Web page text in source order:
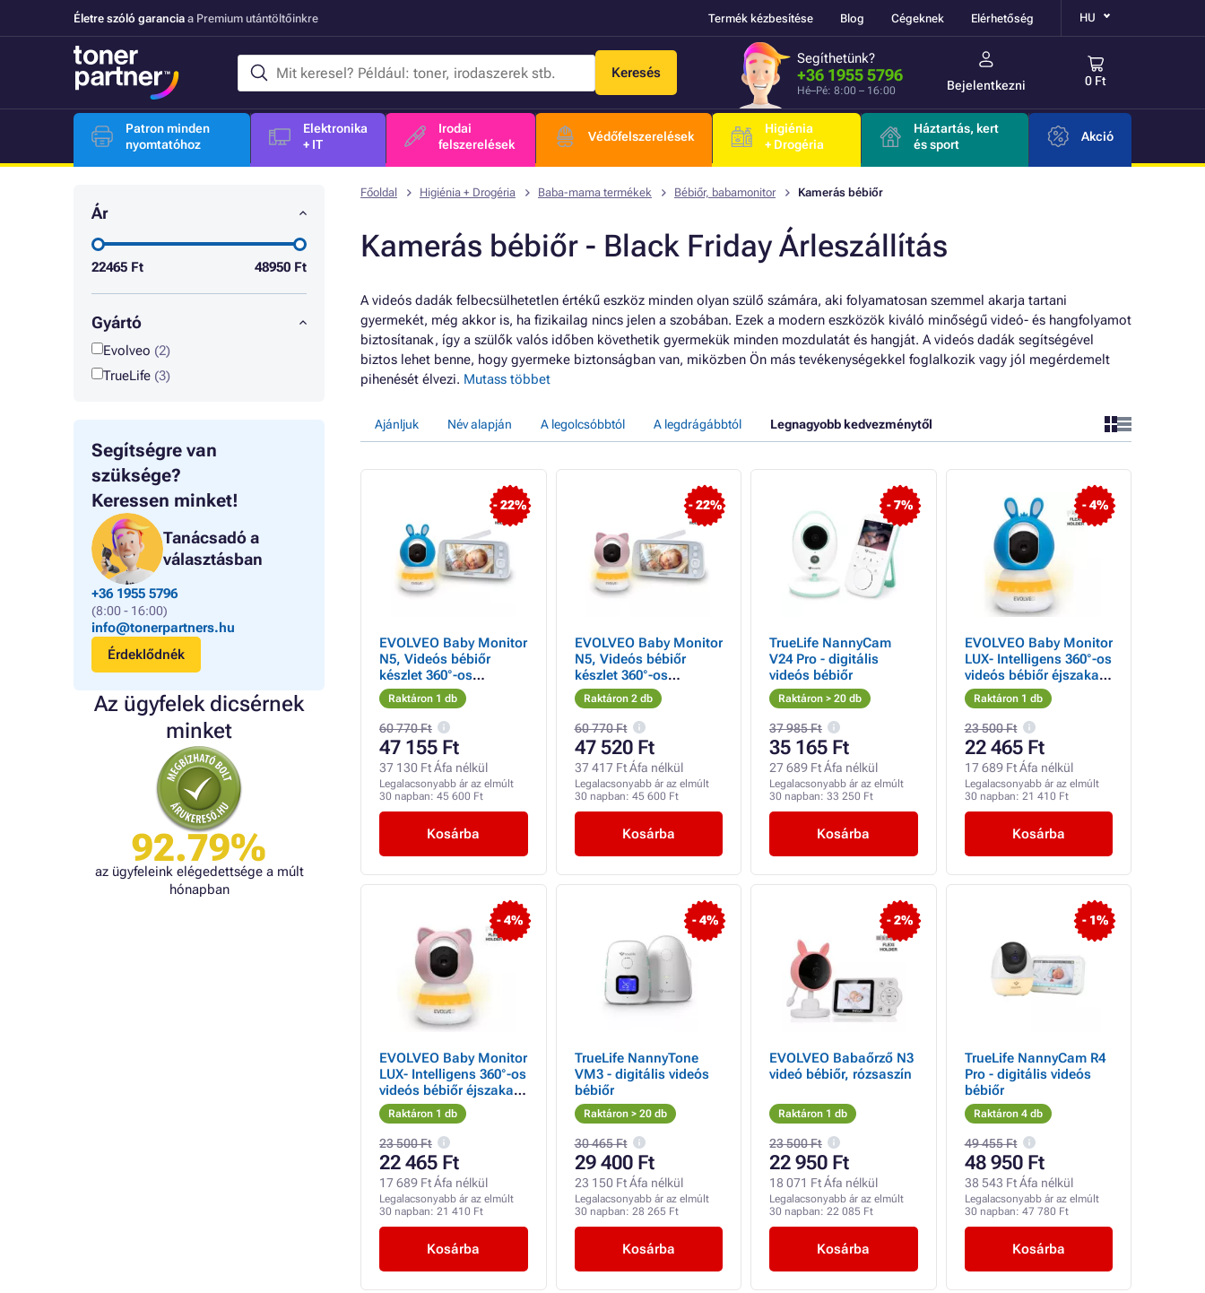
Életre szóló garancia a Premium utántöltőinkre Termék kézbesítése Blog Cégeknek Elérhetőség HU
Keresés
Segíthetünk?
+36 1955 5796
Hé–Pé: 8:00 – 16:00 Bejelentkezni 0 Ft
Patron minden
nyomtatóhoz
Elektronika
+ IT
Irodai
felszerelések
Védőfelszerelések
Higiénia
+ Drogéria
Háztartás, kert
és sport
Akció
Ár
22465 Ft 48950 Ft
Gyártó
Evolveo (2)
TrueLife (3)
Segítségre van
szüksége?
Keressen minket!
Tanácsadó a
választásban
+36 1955 5796
(8:00 - 16:00)
info@tonerpartners.hu
Érdeklődnék
Az ügyfelek dicsérnek
minket
92.79%
az ügyfeleink elégedettsége a múlt
hónapban
Főoldal Higiénia + Drogéria Baba-mama termékek Bébiőr, babamonitor Kamerás bébiőr
Kamerás bébiőr - Black Friday Árleszállítás
A videós dadák felbecsülhetetlen értékű eszköz minden olyan szülő számára, aki folyamatosan szemmel akarja tartani
gyermekét, még akkor is, ha fizikailag nincs jelen a szobában. Ezek a modern eszközök kiváló minőségű videó- és hangfolyamot
biztosítanak, így a szülők valós időben követhetik gyermekük minden mozdulatát és hangját. A videós dadák segítségével
biztos lehet benne, hogy gyermeke biztonságban van, miközben Ön más tevékenységekkel foglalkozik vagy jól megérdemelt
pihenését élvezi. Mutass többet
Ajánljuk Név alapján A legolcsóbbtól A legdrágábbtól Legnagyobb kedvezménytől
- 22%
EVOLVEO Baby Monitor
N5, Videós bébiőr
készlet 360°-os
megfigyeléssel,
kétirányú
kommunikációval és
altatódalokkal, kék
színű
Raktáron 1 db
60 770 Ft
47 155 Ft
37 130 Ft Áfa nélkül
Legalacsonyabb ár az elmúlt
30 napban: 45 600 Ft
Kosárba
- 22%
EVOLVEO Baby Monitor
N5, Videós bébiőr
készlet 360°-os
megfigyeléssel,
kétirányú
kommunikációval és
altatódalokkal,
rózsaszínű
Raktáron 2 db
60 770 Ft
47 520 Ft
37 417 Ft Áfa nélkül
Legalacsonyabb ár az elmúlt
30 napban: 45 600 Ft
Kosárba
- 7%
TrueLife NannyCam
V24 Pro - digitális
videós bébiőr
Raktáron > 20 db
37 985 Ft
35 165 Ft
27 689 Ft Áfa nélkül
Legalacsonyabb ár az elmúlt
30 napban: 33 250 Ft
Kosárba
- 4%
EVOLVEO Baby Monitor
LUX- Intelligens 360°-os
videós bébiőr éjszakai
látással, sírás- és
mozgásérzékeléssel,
kék színnel.
Raktáron 1 db
23 500 Ft
22 465 Ft
17 689 Ft Áfa nélkül
Legalacsonyabb ár az elmúlt
30 napban: 21 410 Ft
Kosárba
- 4%
EVOLVEO Baby Monitor
LUX- Intelligens 360°-os
videós bébiőr éjszakai
látással, sírás- és
mozgásérzékeléssel,
rózsaszínű
Raktáron 1 db
23 500 Ft
22 465 Ft
17 689 Ft Áfa nélkül
Legalacsonyabb ár az elmúlt
30 napban: 21 410 Ft
Kosárba
- 4%
TrueLife NannyTone
VM3 - digitális videós
bébiőr
Raktáron > 20 db
30 465 Ft
29 400 Ft
23 150 Ft Áfa nélkül
Legalacsonyabb ár az elmúlt
30 napban: 28 265 Ft
Kosárba
- 2%
EVOLVEO Babaőrző N3
videó bébiőr, rózsaszín
Raktáron 1 db
23 500 Ft
22 950 Ft
18 071 Ft Áfa nélkül
Legalacsonyabb ár az elmúlt
30 napban: 22 085 Ft
Kosárba
- 1%
TrueLife NannyCam R4
Pro - digitális videós
bébiőr
Raktáron 4 db
49 455 Ft
48 950 Ft
38 543 Ft Áfa nélkül
Legalacsonyabb ár az elmúlt
30 napban: 47 780 Ft
Kosárba